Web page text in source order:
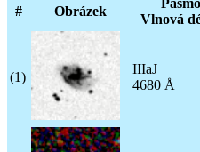
# Obrázek
Vlnová
(1)
IIIaJ
4680 Å